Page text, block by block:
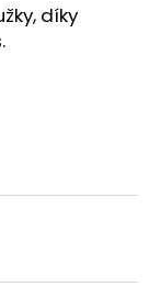
díky